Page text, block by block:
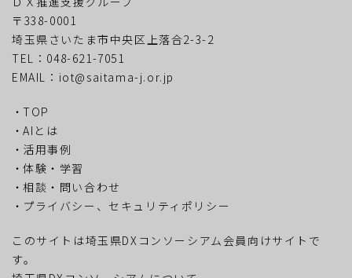
〒338-0001
埼玉県さいたま市中央区上落合2-3-2
TEL：048-621-7051
EMAIL：iot@saitama-j.or.jp
TOP
AIとは
活用事例
体験・学習
相談・問い合わせ
プライバシー、セキュリティポリシー
このサイトは埼玉県DXコンソーシアム会員向けサイトで
す。